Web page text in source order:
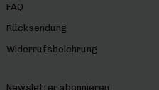
FAQ
Rücksendung
Widerrufsbelehrung
Newsletter abonnieren